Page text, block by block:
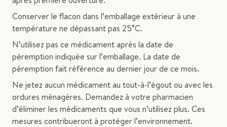
Conserver le flacon dans l’emballage extérieur à une
température ne dépassant pas 25°C.
N’utilisez pas ce médicament après la date de
péremption indiquée sur l’emballage. La date de
péremption fait référence au dernier jour de ce mois.
Ne jetez aucun médicament au tout-à-l’égout ou avec les
ordures ménagères. Demandez à votre pharmacien
d’éliminer les médicaments que vous n’utilisez plus. Ces
mesures contribueront à protéger l’environnement.